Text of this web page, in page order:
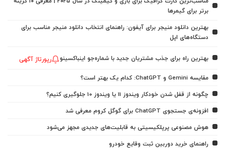
برتر برای گیمرها
بهترین دانلود منیجر برای آیفون: راهنمای انتخاب دانلود منیجر مناسب برای
دستگاه‌های اپل
بهترین راه برای جذب مشتریان جدید با شماره‌جو اینباکسینو رپورتاژ آگهی
مقایسه Gemini و ChatGPT: کدام یک بهتر است؟
چگونه از قفل شدن خودکار ویندوز 11 یا ویندوز 10 جلوگیری کنیم؟
افزونه‌ی جستجوی ChatGPT برای گوگل کروم معرفی شد
هوش مصنوعی پرپلکیسیتی به قابلیت‌های جدیدی مجهز می‌شود
راهنمای خرید دوربین ثبت وقایع خودرو